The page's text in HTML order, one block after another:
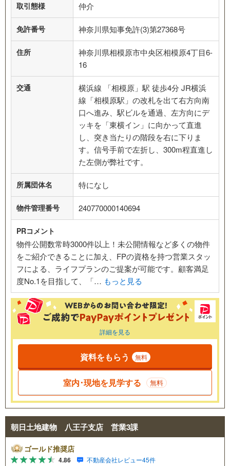
取引態様 仲介
免許番号 神奈川県知事免許(3)第27368号
住所
神奈川県相模原市中央区相模原4丁目6-
16
交通
横浜線 「相模原」駅 徒歩4分 JR横浜
線「相模原駅」の改札を出て右方向南
口へ進み、駅ビルを通過、左方向にデ
ッキを「東横イン」に向かって直進
し、突き当たりの階段を右に下りま
す。信号手前で左折し、300m程直進し
た左側が弊社です。
所属団体名 特になし
物件管理番号 240770000140694
PRコメント
物件公開数常時3000件以上！未公開情報など多くの物件
をご紹介できることに加え、FPの資格を持つ営業スタッ
フによる、ライフプランのご提案が可能です。顧客満足
度No.1を目指して、「… もっと見る
詳細を見る
資料をもらう 無料
室内･現地を見学する 無料
朝日土地建物 八王子支店 営業3課
ゴールド推奨店
4.86 不動産会社レビュー45件